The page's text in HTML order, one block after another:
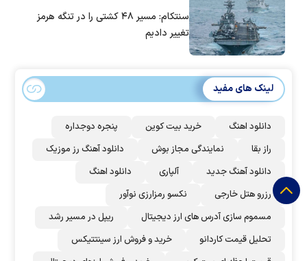
سنتکام: مسیر ۴۸ کشتی را در تنگه هرمز
تغییر دادیم
لینک های مفید
دانلود اهنگ خرید بیت کوین
پنجره دوجداره
راز بقا
نمایندگی مجاز بوش
دانلود آهنگ رز‌ موزیک
دانلود آهنگ جدید
آلپاری
دانلود اهنگ
رزرو هتل خارجی
نکسو رمزارزی نوآور
مسموم سازی آدرس های ارز دیجیتال
ریپل در مسیر رشد
تحلیل قیمت کاردانو
خرید و فروش ارز سینتتیکس